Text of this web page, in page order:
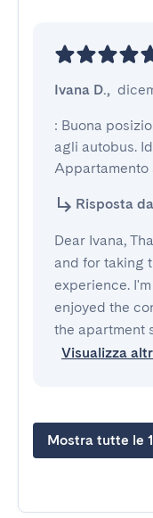
Ivana D.,
: Buona
agli autobus.
Appartamento
Risposta
Dear Ivana,
and for taking
experience.
enjoyed the
the apartment
Visualizza
Mostra tutte le